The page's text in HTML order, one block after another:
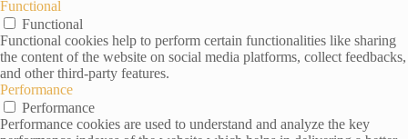
Functional
Functional
Functional cookies help to perform certain functionalities like sharing
the content of the website on social media platforms, collect feedbacks,
and other third-party features.
Performance
Performance
Performance cookies are used to understand and analyze the key